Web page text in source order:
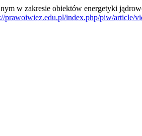
w zakresie obiektów energetyki
prawoiwiez.edu.pl/index.php/piw/article/